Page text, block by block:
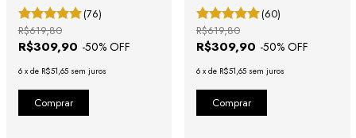
(76)
R$309,90 -50% OFF
R$619,80
6 x de R$51,65 sem juros
(60)
R$309,90 -50% OFF
R$619,80
6 x de R$51,65 sem juros